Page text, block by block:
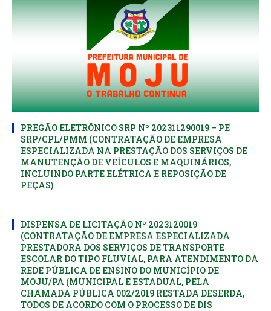
PREGÃO ELETRÔNICO SRP Nº 202311290019 – PE
SRP/CPL/PMM (CONTRATAÇÃO DE EMPRESA
ESPECIALIZADA NA PRESTAÇÃO DOS SERVIÇOS DE
MANUTENÇÃO DE VEÍCULOS E MAQUINÁRIOS,
INCLUINDO PARTE ELÉTRICA E REPOSIÇÃO DE
PEÇAS)
DISPENSA DE LICITAÇÃO Nº 2023120019
(CONTRATAÇÃO DE EMPRESA ESPECIALIZADA
PRESTADORA DOS SERVIÇOS DE TRANSPORTE
ESCOLAR DO TIPO FLUVIAL, PARA ATENDIMENTO DA
REDE PÚBLICA DE ENSINO DO MUNICÍPIO DE
MOJU/PA (MUNICIPAL E ESTADUAL, PELA
CHAMADA PÚBLICA 002/2019 RESTADA DESERDA,
TODOS DE ACORDO COM O PROCESSO DE DIS